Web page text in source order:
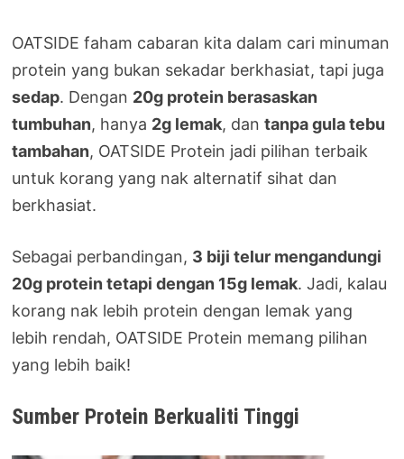
OATSIDE faham cabaran kita dalam cari minuman
protein yang bukan sekadar berkhasiat, tapi juga
sedap. Dengan 20g protein berasaskan
tumbuhan, hanya 2g lemak, dantanpa gula tebu
tambahan, OATSIDE Protein jadi pilihan terbaik
untuk korang yang nak alternatif sihat dan
berkhasiat.
Sebagai perbandingan, 3 biji telur mengandungi
20g protein tetapi dengan 15g lemak. Jadi, kalau
korang nak lebih protein dengan lemak yang
lebih rendah, OATSIDE Protein memang pilihan
yang lebih baik!
Sumber Protein Berkualiti Tinggi